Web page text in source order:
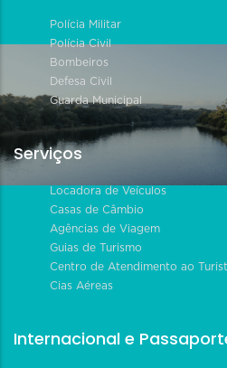
Polícia Militar
Polícia Civil
Bombeiros
Defesa Civil
Guarda Municipal
Serviços
Locadora de Veículos
Casas de Câmbio
Agências de Viagem
Guias de Turismo
Centro de Atendimento ao
Cias Aéreas
Internacional e